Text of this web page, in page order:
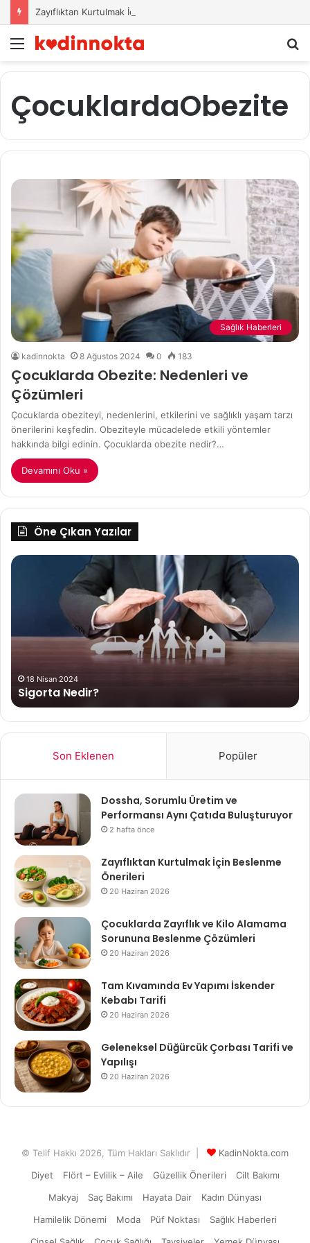
Zayıflıktan Kurtulmak İçin Beslenme Önerileri
Menü
ÇocuklardaObezite
Sağlık Haberleri
kadinnokta 8 Ağustos 2024 0 183
Çocuklarda Obezite: Nedenleri ve
Çözümleri
Çocuklarda obeziteyi, nedenlerini, etkilerini ve sağlıklı yaşam tarzı
önerilerini keşfedin. Obeziteyle mücadelede etkili yöntemler
hakkında bilgi edinin. Çocuklarda obezite nedir?…
Devamını Oku »
Öne Çıkan Yazılar
Sigorta
18 Nisan 2024
Sigorta Nedir?
Son Eklenen Popüler
Dossha, Sorumlu Üretim ve
Performansı Aynı Çatıda Buluşturuyor
2 hafta önce
Zayıflıktan Kurtulmak İçin Beslenme
Önerileri
20 Haziran 2026
Çocuklarda Zayıflık ve Kilo Alamama
Sorununa Beslenme Çözümleri
20 Haziran 2026
Tam Kıvamında Ev Yapımı İskender
Kebabı Tarifi
20 Haziran 2026
Geleneksel Düğürcük Çorbası Tarifi ve
Yapılışı
20 Haziran 2026
© Telif Hakkı 2026, Tüm Hakları Saklıdır |
KadinNokta.com
Diyet
Flört – Evlilik – Aile Güzellik Önerileri
Cilt Bakımı
Makyaj
Saç Bakımı Hayata Dair
Kadın Dünyası
Hamilelik Dönemi
Moda Püf Noktası
Sağlık Haberleri